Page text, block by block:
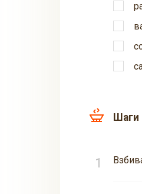
Шаги